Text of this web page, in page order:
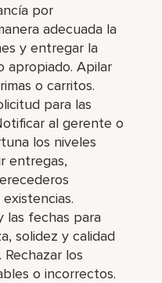
por
adecuada la
y entregar la
apropiado. Apilar
o carritos.
para las
al gerente o
los niveles
entregas,
las fechas para
solidez y calidad
los
o incorrectos.